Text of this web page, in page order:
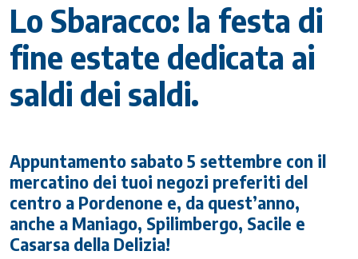
Lo Sbaracco: la festa di
fine estate dedicata ai
saldi dei saldi.
Appuntamento sabato 5 settembre con il
mercatino dei tuoi negozi preferiti del
centro a Pordenone e, da quest’anno,
anche a Maniago, Spilimbergo, Sacile e
Casarsa della Delizia!